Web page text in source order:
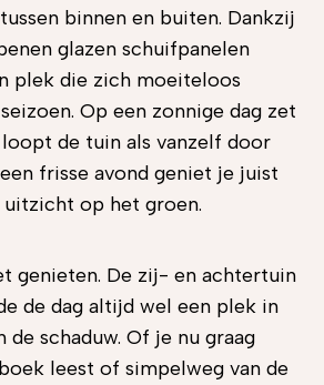
binnen en buiten. Dankzij
glazen schuifpanelen
plek die zich moeiteloos
Op een zonnige dag zet
de tuin als vanzelf door
frisse avond geniet je juist
op het groen.
genieten. De zij- en achtertuin
de dag altijd wel een plek in
schaduw. Of je nu graag
leest of simpelweg van de